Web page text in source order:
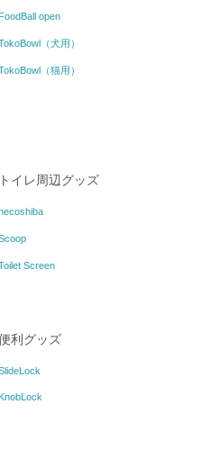
FoodBall open
（犬用）
（猫用）
トイレ周辺グッズ
Screen
利グッズ
KnobLock